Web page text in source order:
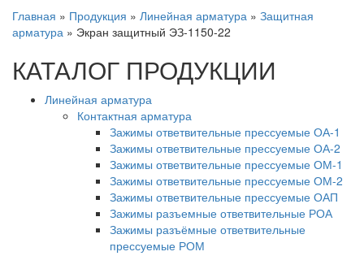
Главная » Продукция » Линейная арматура » Защитная
арматура » Экран защитный ЭЗ-1150-22
КАТАЛОГ ПРОДУКЦИИ
Линейная арматура
Контактная арматура
Зажимы ответвительные прессуемые ОА-1
Зажимы ответвительные прессуемые ОА-2
Зажимы ответвительные прессуемые ОМ-1
Зажимы ответвительные прессуемые ОМ-2
Зажимы ответвительные прессуемые ОАП
Зажимы разъемные ответвительные РОА
Зажимы разъёмные ответвительные
прессуемые РОМ